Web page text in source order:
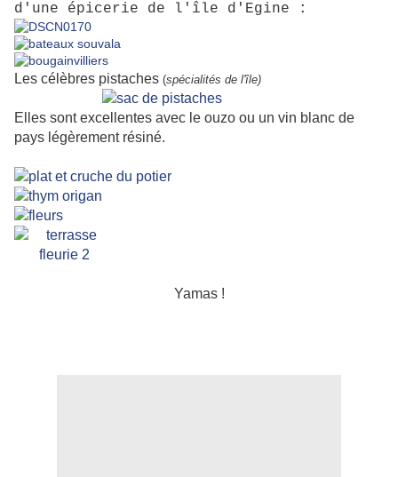
d'une épicerie de l'île d'Egine :
Les célèbres pistaches (spécialités de l'île)
Elles sont excellentes avec le ouzo ou un vin blanc de
pays légèrement résiné.
Yamas !